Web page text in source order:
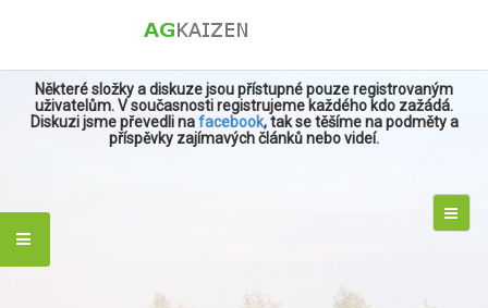
Některé složky a diskuze jsou přístupné pouze registrovaným
uživatelům. V současnosti registrujeme každého kdo zažádá.
Diskuzi jsme převedli nafacebook, tak se těšíme na podměty a
příspěvky zajímavých článků nebo videí.